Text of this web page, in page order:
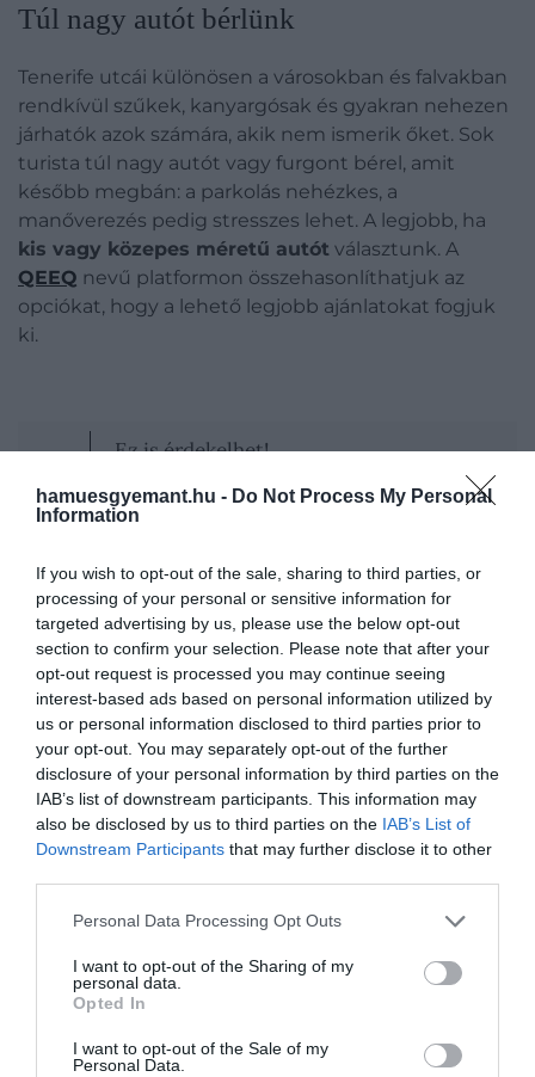
hamuesgyemant.hu - Do Not Process My Personal
Information
If you wish to opt-out of the sale, sharing to third parties, or
processing of your personal or sensitive information for
targeted advertising by us, please use the below opt-out
section to confirm your selection. Please note that after your
opt-out request is processed you may continue seeing
interest-based ads based on personal information utilized by
us or personal information disclosed to third parties prior to
your opt-out. You may separately opt-out of the further
disclosure of your personal information by third parties on the
IAB’s list of downstream participants. This information may
also be disclosed by us to third parties on the IAB’s List of
Downstream Participants that may further disclose it to other
Please note that this website/app uses one or more Google
not limited to your visit or usage behaviour. You may click to
grant or deny consent to Google and its third-party tags to
use your data for below specified purposes in below Google
consent section.
Personal Data Processing Opt Outs
I want to opt-out of the Sharing of my
personal data.
Opted In
I want to opt-out of the Sale of my
Personal Data.
Túl nagy autót bérlünk
Tenerife utcái különösen a városokban és falvakban
rendkívül szűkek, kanyargósak és gyakran nehezen
járhatók azok számára, akik nem ismerik őket. Sok
turista túl nagy autót vagy furgont bérel, amit
később megbán: a parkolás nehézkes, a
manőverezés pedig stresszes lehet. A legjobb, ha
kis vagy közepes méretű autót választunk. A
QEEQ nevű platformon összehasonlíthatjuk az
opciókat, hogy a lehető legjobb ajánlatokat fogjuk
ki.
Ez is érdekelhet!
Spanyolország legjobb strandjait
Csak turistaéttermekben eszünk
Ha kizárólag a tengerparti, angol nyelvű, képes
menüvel ellátottéttermekbeneszünk, elszalasztjuk
a sziget valódi kulináris élményeit. Az autentikus
fogásokat aguachinchének nevezett helyi, családi
éttermekbentaláljuk, gyakran a sziget belső
területein. Itt olyan ételeket kóstolhatunk meg,
mint a papas arrugadas mojo szósszal, a queso
asado, vagy a carne fiesta, de válogathatunk a helyi
Figyelmen kívül hagyjuk a Teide
klímáját